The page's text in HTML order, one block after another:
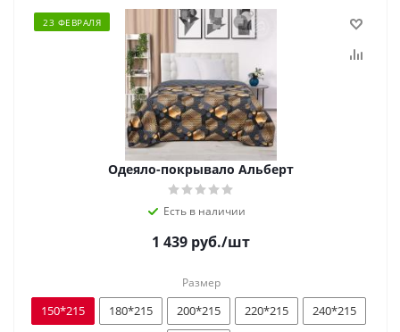
23 ФЕВРАЛЯ
Одеяло-покрывало Альберт
Есть в наличии
1 439 руб./шт
Размер
150*215 180*215 200*215 220*215
240*215